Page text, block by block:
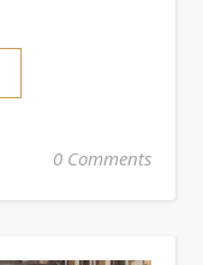
0 Comments